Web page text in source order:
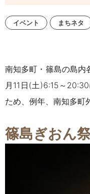
イベント まちネタ
南知多町・篠島の島内
月11日(土)6:15～
ため、例年、 南知多町
篠島ぎおん